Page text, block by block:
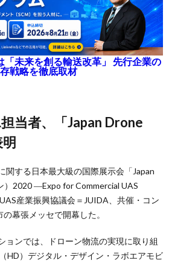
「未来を創る輸送改革」 先行企業の
戦略を徹底取材
関する日本最大級の国際展示会「Japan
）2020 ―Expo for Commercial UAS
産業振興協議会＝JUIDA、共催・コン
幕張メッセで開幕した。
ョンでは、ドローン物流の実現に取り組
HD）デジタル・デザイン・ラボエアモビ